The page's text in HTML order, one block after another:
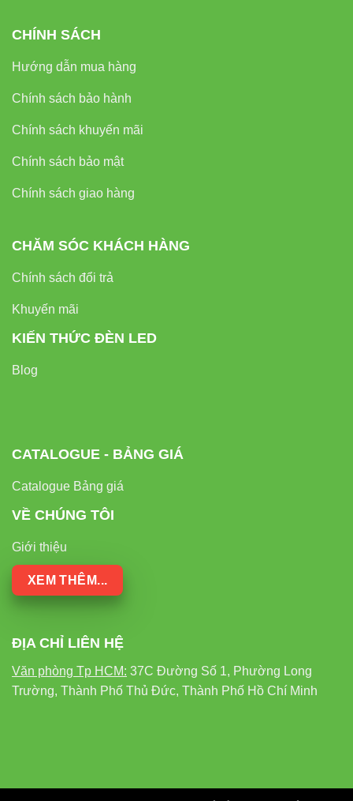
CHÍNH SÁCH
Hướng dẫn mua hàng
Chính sách bảo hành
Chính sách khuyến mãi
Chính sách bảo mật
Chính sách giao hàng
CHĂM SÓC KHÁCH HÀNG
Chính sách đổi trả
Khuyến mãi
KIẾN THỨC ĐÈN LED
Blog
CATALOGUE - BẢNG GIÁ
Catalogue Bảng giá
VỀ CHÚNG TÔI
Giới thiệu
XEM THÊM...
ĐỊA CHỈ LIÊN HỆ
Văn phòng Tp HCM: 37C Đường Số 1, Phường Long
Trường, Thành Phố Thủ Đức, Thành Phố Hồ Chí Minh